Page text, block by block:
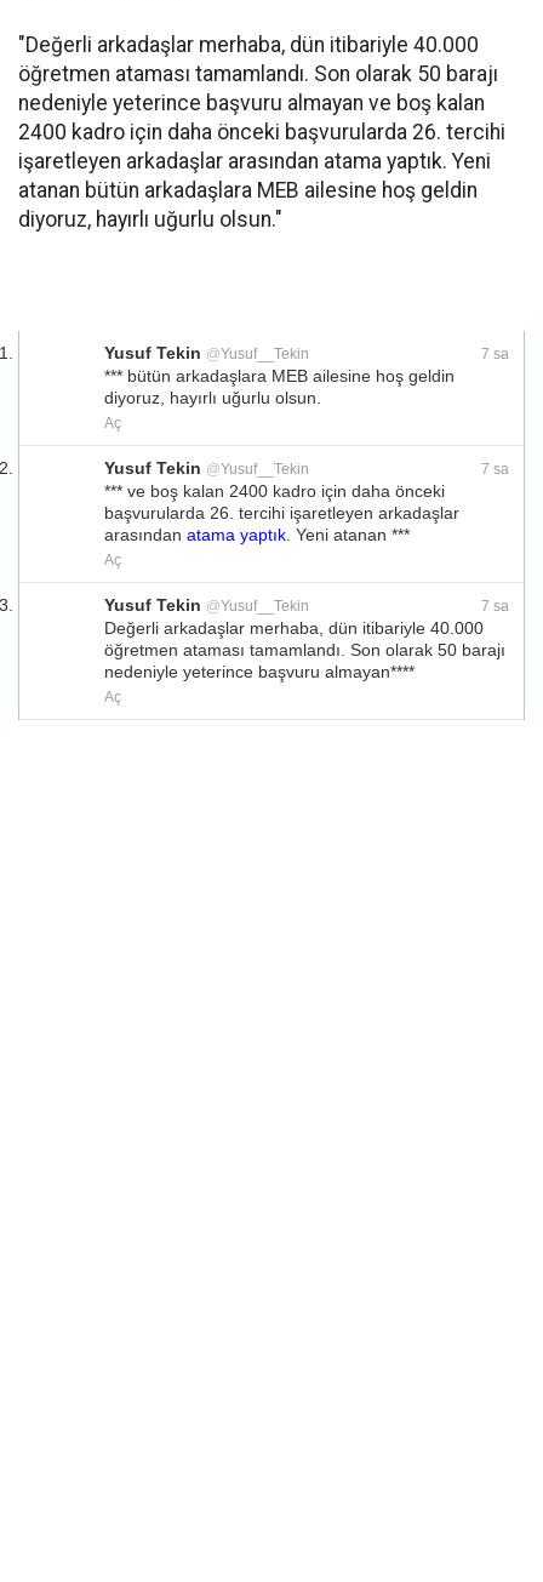
"Değerli arkadaşlar merhaba, dün itibariyle 40.000
öğretmen ataması tamamlandı. Son olarak 50 barajı
nedeniyle yeterince başvuru almayan ve boş kalan
2400 kadro için daha önceki başvurularda 26. tercihi
işaretleyen arkadaşlar arasından atama yaptık. Yeni
atanan bütün arkadaşlara MEB ailesine hoş geldin
diyoruz, hayırlı uğurlu olsun."
Yusuf Tekin @Yusuf__Tekin 7 sa
*** bütün arkadaşlara MEB ailesine hoş geldin
diyoruz, hayırlı uğurlu olsun.
Aç
Yusuf Tekin @Yusuf__Tekin 7 sa
*** ve boş kalan 2400 kadro için daha önceki
başvurularda 26. tercihi işaretleyen arkadaşlar
arasından atama yaptık . Yeni atanan ***
Aç
Yusuf Tekin @Yusuf__Tekin 7 sa
Değerli arkadaşlar merhaba, dün itibariyle 40.000
öğretmen ataması tamamlandı. Son olarak 50 barajı
nedeniyle yeterince başvuru almayan****
Aç